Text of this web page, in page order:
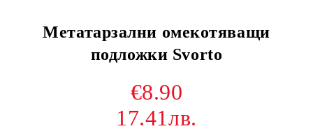
Метатарзални омекотяващи
подложки Svorto
€8.90
17.41лв.